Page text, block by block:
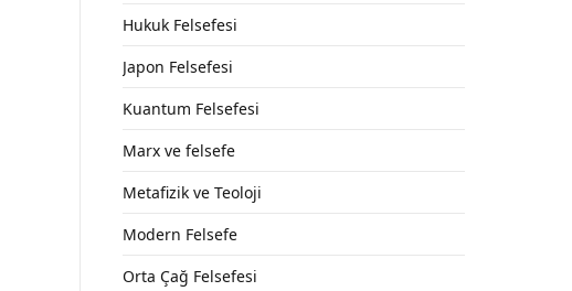
Hukuk Felsefesi
Japon Felsefesi
Kuantum Felsefesi
Marx ve felsefe
Metafizik ve Teoloji
Modern Felsefe
Orta Çağ Felsefesi